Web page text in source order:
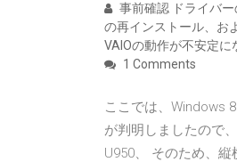
事前確認 ドライバ
の再インストール、お
VAIOの動作が不安定
1 Comments
ここでは、Windows
が判明しましたので
U950、 そのため、